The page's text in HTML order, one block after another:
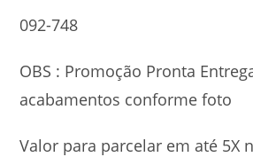
092-748
OBS : Promoção Pronta
acabamentos conforme foto
Valor para parcelar em até 5X